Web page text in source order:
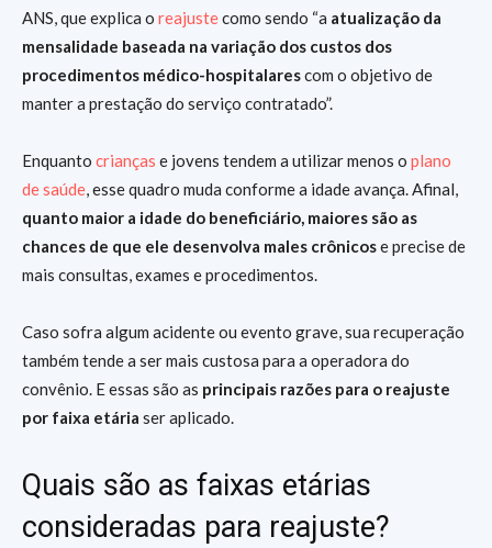
ANS, que explica o reajustecomo sendo “a atualização da
mensalidade baseada na variação dos custos dos
procedimentos médico-hospitalarescom o objetivo de
manter a prestação do serviço contratado”.
Enquanto crianças e jovens tendem a utilizar menos o plano
de saúde, esse quadro muda conforme a idade avança. Afinal,
quanto maior a idade do beneficiário, maiores são as
chances de que ele desenvolva males crônicose precise de
mais consultas, exames e procedimentos.
Caso sofra algum acidente ou evento grave, sua recuperação
também tende a ser mais custosa para a operadora do
convênio. E essas são as principais razões para o reajuste
por faixa etária ser aplicado.
Quais são as faixas etárias
consideradas para reajuste?